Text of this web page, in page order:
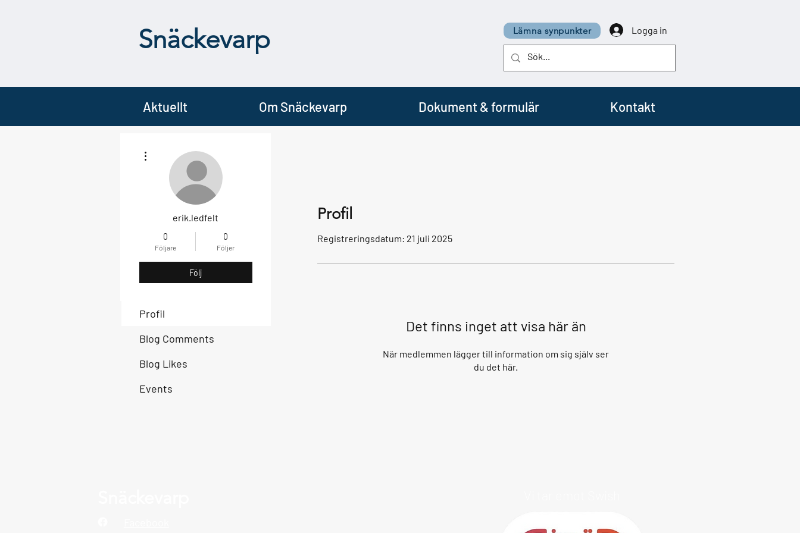
Snäckevarp Logga in
Lämna synpunkter
Aktuellt Om Snäckevarp Dokument & formulär Kontakt
Profil
Registreringsdatum: 21 juli 2025
Det finns inget att visa här än
När medlemmen lägger till information om sig själv ser
du det här.
erik.ledfelt
0
Följare
0
Följer
Följ
Profil
Blog Comments
Blog Likes
Events